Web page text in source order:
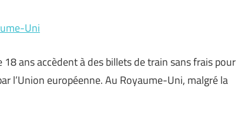
Uni
ans accèdent à des billets de train sans frais pour
l’Union européenne. Au Royaume-Uni, malgré la